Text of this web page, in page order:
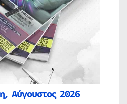
Αύγουστος 2026